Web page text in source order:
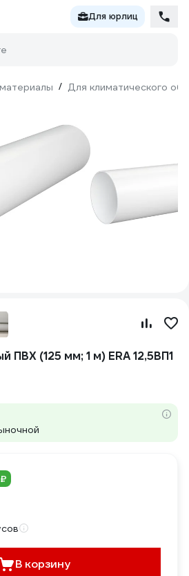
Для юрлиц
/ Для климатического
ПВХ (125 мм; 1 м) ERA 12,5ВП1
В корзину